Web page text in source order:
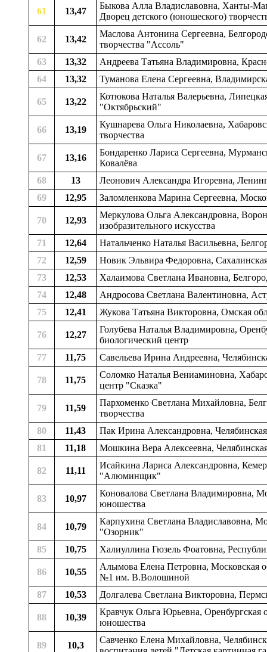
61 13,47
Быкова Алла Владиславовна, Ханты-
Дворец детского (юношеского)
62 13,42
Маслова Антонина Сергеевна,
творчества "Ассоль"
63
13,32
Андреева Татьяна Владимировна,
64
13,32 Туманова Елена Сергеевна,
65 13,22
Котюкова Наталья Валерьевна,
"Октябрьский"
66 13,19
Кушнарева Ольга Николаевна,
творчества
67 13,16
Бондаренко Лариса Сергеевна,
Ковалёва
68
13
Леонович Александра Игоревна,
69
12,95 Заломленкова Марина Сергеевна,
70 12,93
Меркулова Ольга Александровна,
изобразительного искусства
71
12,64
Натальченко Наталья Васильевна,
72
12,59
Новик Эльвира Федоровна,
73
12,53
Халаимова Светлана Ивановна,
74
12,48
Андросова Светлана Валентиновна,
75
12,41 Жукова Татьяна Викторовна, Омская
76 12,27
Голубева Наталья Владимировна,
биологический центр
77
11,75 Савельева Ирина Андреевна,
78 11,75
Соломко Наталья Вениаминовна,
центр "Сказка"
79 11,59
Пархоменко Светлана Михайловна,
творчества
80
11,43
Пак Ирина Александровна,
81
11,18 Мошкина Вера Алексеевна,
82 11,11
Исайкина Лариса Александровна,
"Алюминщик"
83 10,97
Коновалова Светлана Владимировна,
юношества
84 10,79
Карпухина Светлана Владиславовна,
"Озорник"
85
10,75 Халиуллина Гюзель Фоатовна,
86 10,55
Алымова Елена Петровна, Московская
№1 им. В.Волошиной
87
10,53 Долгалева Светлана Викторовна,
88 10,39
Кравчук Ольга Юрьевна, Оренбургская
юношества
89 10,3
Савченко Елена Михайловна,